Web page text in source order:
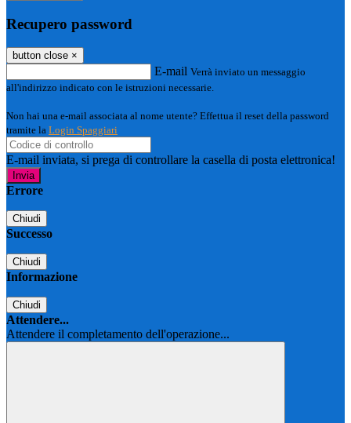
Recupero password
button close ×
E-mail Verrà inviato un messaggio
all'indirizzo indicato con le istruzioni necessarie.
Non hai una e-mail associata al nome utente? Effettua il reset della password
tramite la Login Spaggiari
E-mail inviata, si prega di controllare la casella di posta elettronica!
Errore
Chiudi
Successo
Chiudi
Informazione
Chiudi
Attendere...
Attendere il completamento dell'operazione...